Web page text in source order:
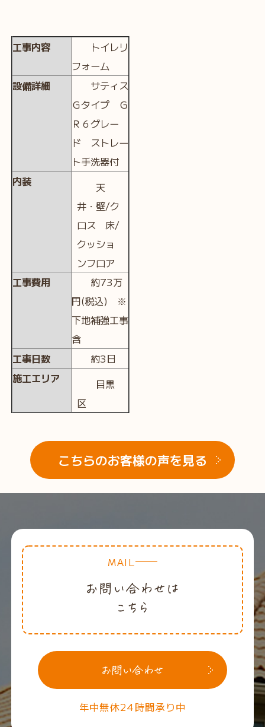
工事内容
トイレリ
フォーム
設備詳細
サティス
Ｇタイプ Ｇ
Ｒ６グレー
ド ストレー
ト手洗器付
内装
天
井・壁/ク
ロス 床/
クッショ
ンフロア
工事費用
約73万
円(税込) ※
下地補強工事
含
工事日数
約3日
施工エリア
目黒
区
こちらのお客様の声を見る
MAIL
年中無休24時間承り中